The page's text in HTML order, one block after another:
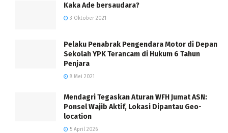
Kaka Ade bersaudara?
3 Oktober 2021
Pelaku Penabrak Pengendara Motor di Depan
Sekolah YPK Terancam di Hukum 6 Tahun
Penjara
8 Mei 2021
Mendagri Tegaskan Aturan WFH Jumat ASN:
Ponsel Wajib Aktif, Lokasi Dipantau Geo-
location
5 April 2026